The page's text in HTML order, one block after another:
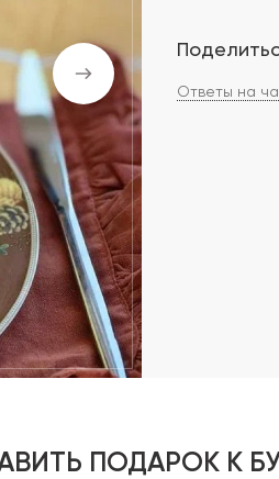
Ответы на
ПОДАРОК К